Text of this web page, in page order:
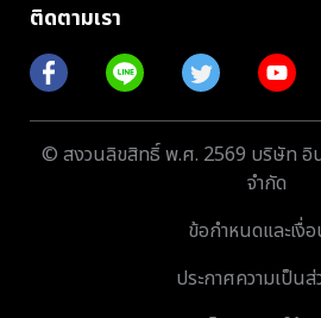
ติดตามเรา
© สงวนลิขสิทธิ์ พ.ศ. 2569 บริษัท อิน
จำกัด
ข้อกำหนดและเงื่อ
ประกาศความเป็น